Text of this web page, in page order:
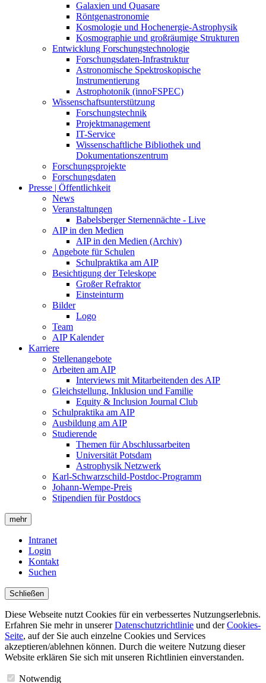
Galaxien und Quasare
Röntgenastronomie
Kosmologie und Hochenergie-Astrophysik
Kosmographie und großräumige Strukturen
Entwicklung Forschungstechnologie
Forschungsdaten-Infrastruktur
Astronomische Spektroskopische
Instrumentierung
Astrophotonik (innoFSPEC)
Wissenschaftsunterstützung
Forschungstechnik
Projektmanagement
IT-Service
Wissenschaftliche Bibliothek und
Dokumentationszentrum
Forschungsprojekte
Forschungsdaten
Presse | Öffentlichkeit
News
Veranstaltungen
Babelsberger Sternennächte - Live
AIP in den Medien
AIP in den Medien (Archiv)
Angebote für Schulen
Schulpraktika am AIP
Besichtigung der Teleskope
Großer Refraktor
Einsteinturm
Bilder
Logo
Team
AIP Kalender
Karriere
Stellenangebote
Arbeiten am AIP
Interviews mit Mitarbeitenden des AIP
Gleichstellung, Inklusion und Familie
Equity & Inclusion Journal Club
Schulpraktika am AIP
Ausbildung am AIP
Studierende
Themen für Abschlussarbeiten
Universität Potsdam
Astrophysik Netzwerk
Karl-Schwarzschild-Postdoc-Programm
Johann-Wempe-Preis
Stipendien für Postdocs
mehr
Intranet
Login
Kontakt
Suchen
Schließen
Diese Webseite nutzt Cookies für ein verbessertes Nutzungserlebnis.
Erfahren Sie mehr in unsererDatenschutzrichtlinie und derCookies-
Seite, auf der Sie auch einzelne Cookies und Services
akzeptieren/ablehnen können. Durch die weitere Nutzung dieser
Website erklären Sie sich mit unseren Richtlinien einverstanden.
Notwendig